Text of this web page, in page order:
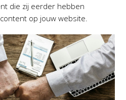
die zij eerder hebben
op jouw website.